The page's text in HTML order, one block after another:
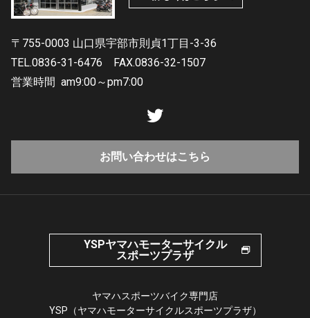
〒755-0003 山口県宇部市則貞1丁目-3-36
TEL.0836-31-6476
FAX.0836-32-1507
営業時間 am9:00～pm7:00
お問い合わせはこちら
YSPヤマハモーターサイクル
スポーツプラザ
ヤマハスポーツバイク専門店
YSP（ヤマハモーターサイクルスポーツプラザ）